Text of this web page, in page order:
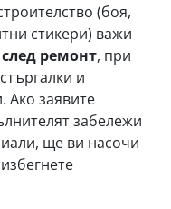
(боя,
стикери) важи
ремонт, при
и
Ако заявите
забележи
ще ви насочи